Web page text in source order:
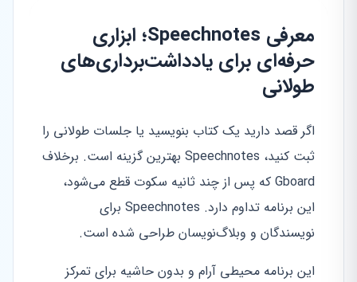
معرفی Speechnotes؛ ابزاری
حرفه‌ای برای یادداشت‌برداری‌های
طولانی
اگر قصد دارید یک کتاب بنویسید یا جلسات طولانی را
ثبت کنید، Speechnotes بهترین گزینه است. برخلاف
Gboard که پس از چند ثانیه سکوت قطع می‌شود،
این برنامه تداوم دارد. Speechnotes برای
نویسندگان و وبلاگ‌نویسان طراحی شده است.
این برنامه محیطی آرام و بدون حاشیه برای تمرکز